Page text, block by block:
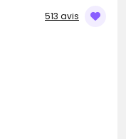
513 avis